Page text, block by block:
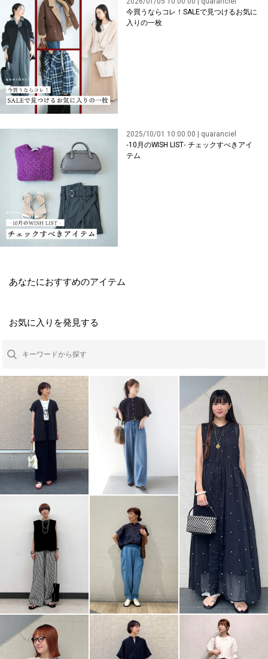
今買うならコレ！SALEで見つけるお気に
入りの一枚
2025/10/01 10:00:00 | quaranciel
‐10月のWISH LIST‐ チェックすべきアイ
テム
あなたにおすすめのアイテム
お気に入りを発見する